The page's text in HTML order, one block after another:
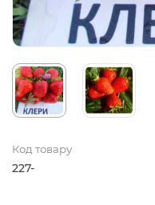
Код товару
227-